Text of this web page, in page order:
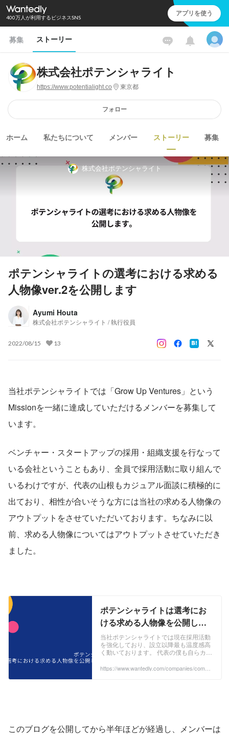
400万人が利用するビジネスSNS アプリを使う
募集 ストーリー
株式会社ポテンシャライト
https://www.potentialight.co 東京都
フォロー
ホーム 私たちについて メンバー ストーリー 募集
株式会社ポテンシャライト
ポテンシャライトの選考における求める
人物像ver.2を公開します
Ayumi Houta
株式会社ポテンシャライト / 執行役員
2022/08/15 13
当社ポテンシャライトでは「Grow Up Ventures」という
Missionを一緒に達成していただけるメンバーを募集して
います。
ベンチャー・スタートアップの採用・組織支援を行なって
いる会社ということもあり、全員で採用活動に取り組んで
いるわけですが、代表の山根もカジュアル面談に積極的に
出ており、相性が合いそうな方には当社の求める人物像の
アウトプットをさせていただいております。ちなみに以
前、求める人物像についてはアウトプットさせていただき
ました。
ポテンシャライトは選考にお
ける求める人物像を公開して
おります。 | 株式会社ポテンシ
ャライト
当社ポテンシャライトでは現在採用活動
を強化しており、設立以降最も温度感高
く動いております。 代表の僕も自らカジ
合いそうな方には当社の求める人物像の
https://www.wantedly.com/companies/compa
このブログを公開してから半年ほどが経過し、メンバーは